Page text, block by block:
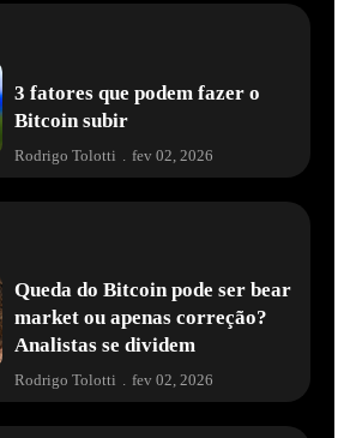
3 fatores que podem fazer o
Bitcoin subir
Rodrigo Tolotti fev 02, 2026
Queda do Bitcoin pode ser bear
market ou apenas correção?
Analistas se dividem
Rodrigo Tolotti . fev 02, 2026